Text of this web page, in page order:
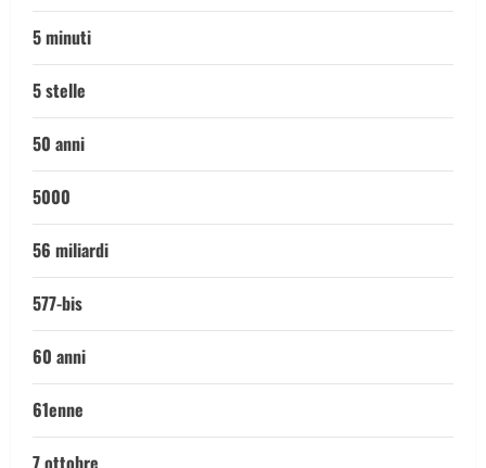
5 minuti
5 stelle
50 anni
5000
56 miliardi
577-bis
60 anni
61enne
7 ottobre